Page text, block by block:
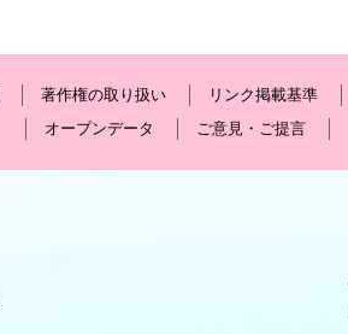
著作権の取り扱い リンク掲載基準
オープンデータ
ご意見・ご提言